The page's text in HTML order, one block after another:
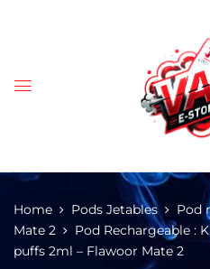
Home Pods Jetables Pod
Mate 2
Pod Rechargeable :
puffs 2ml – Flawoor Mate 2